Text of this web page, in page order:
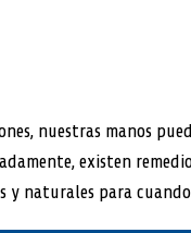
nuestras manos
existen
y naturales para cuando